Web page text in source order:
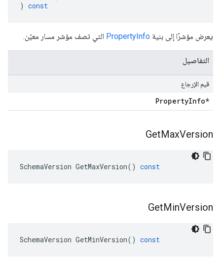
) const
يعرض مؤشرًا إلى بنية PropertyInfo التي تصف مؤشر مسار معيّن.
التفاصيل
قيم الإرجاع
PropertyInfo*
GetMaxVersion
SchemaVersion GetMaxVersion() const
GetMinVersion
SchemaVersion GetMinVersion() const